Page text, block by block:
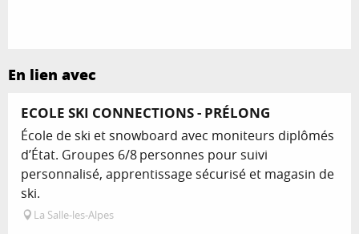
En lien avec
ECOLE SKI CONNECTIONS - PRÉLONG
École de ski et snowboard avec moniteurs diplômés
d’État. Groupes 6/8 personnes pour suivi
personnalisé, apprentissage sécurisé et magasin de
ski.
La Salle-les-Alpes